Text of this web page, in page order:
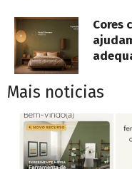
Cores
Mais noticias